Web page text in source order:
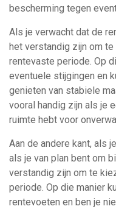
bescherming tegen
Als je verwacht dat de
het verstandig zijn om
rentevaste periode. Op
eventuele stijgingen en
genieten van stabiele
vooral handig zijn als je
ruimte hebt voor
Aan de andere kant, als
als je van plan bent om
verstandig zijn om te
periode. Op die manier
rentevoeten en ben je